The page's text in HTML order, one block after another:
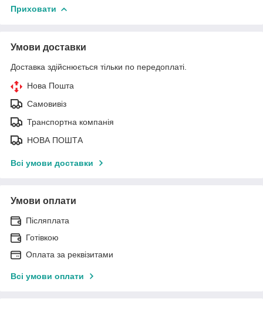
Приховати
Умови доставки
Доставка здійснюється тільки по передоплаті.
Нова Пошта
Самовивіз
Транспортна компанія
НОВА ПОШТА
Всі умови доставки
Умови оплати
Післяплата
Готівкою
Оплата за реквізитами
Всі умови оплати